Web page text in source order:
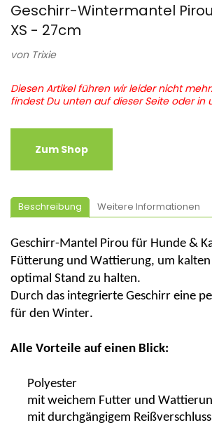
Geschirr-Wintermantel
XS - 27cm
von Trixie
Diesen Artikel führen wir leider nicht
findest Du unten auf dieser Seite oder in
Zum Shop
Beschreibung Weitere Informationen
Geschirr-Mantel Pirou für Hunde &
Fütterung und Wattierung, um
optimal Stand zu halten.
Durch das integrierte Geschirr eine
für den Winter.
Alle Vorteile auf einen Blick:
Polyester
mit weichem Futter und
mit durchgängigem